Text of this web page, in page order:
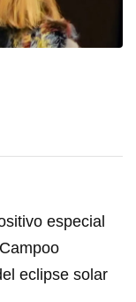
especial
eclipse solar